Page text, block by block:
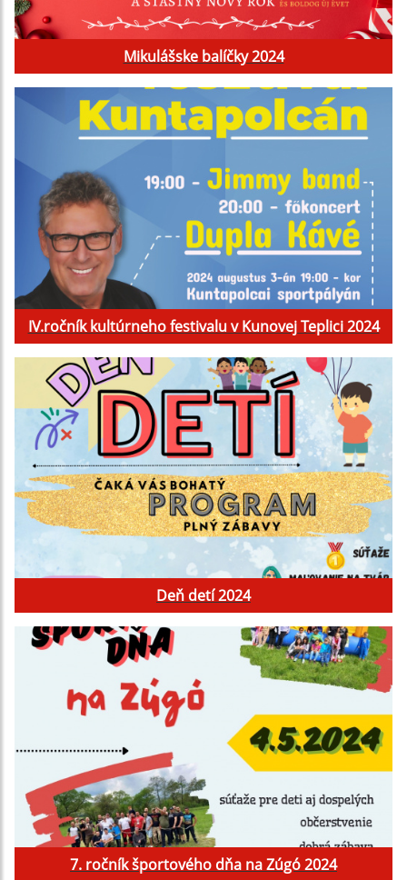
Mikulášske balíčky 2024
IV.ročník kultúrneho festivalu v Kunovej Teplici 2024
Deň detí 2024
7. ročník športového dňa na Zúgó 2024